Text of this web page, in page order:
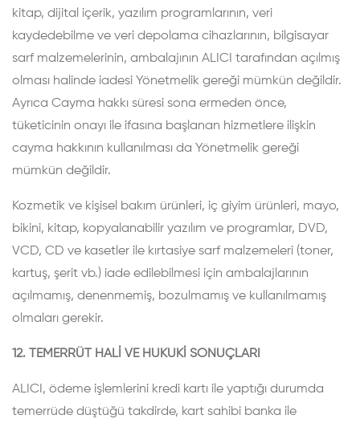
kitap, dijital içerik, yazılım programlarının, veri
kaydedebilme ve veri depolama cihazlarının, bilgisayar
sarf malzemelerinin, ambalajının ALICI tarafından açılmış
olması halinde iadesi Yönetmelik gereği mümkün değildir.
Ayrıca Cayma hakkı süresi sona ermeden önce,
tüketicinin onayı ile ifasına başlanan hizmetlere ilişkin
cayma hakkının kullanılması da Yönetmelik gereği
mümkün değildir.
Kozmetik ve kişisel bakım ürünleri, iç giyim ürünleri, mayo,
bikini, kitap, kopyalanabilir yazılım ve programlar, DVD,
VCD, CD ve kasetler ile kırtasiye sarf malzemeleri (toner,
kartuş, şerit vb.) iade edilebilmesi için ambalajlarının
açılmamış, denenmemiş, bozulmamış ve kullanılmamış
olmaları gerekir.
12. TEMERRÜT HALİ VE HUKUKİ SONUÇLARI
ALICI, ödeme işlemlerini kredi kartı ile yaptığı durumda
temerrüde düştüğü takdirde, kart sahibi banka ile